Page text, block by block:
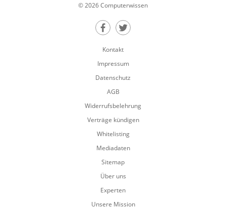
© 2026 Computerwissen
Teilen auf Facebook
Teilen auf Twitter
Kontakt
Impressum
Datenschutz
AGB
Widerrufsbelehrung
Verträge kündigen
Whitelisting
Mediadaten
Sitemap
Über uns
Experten
Unsere Mission